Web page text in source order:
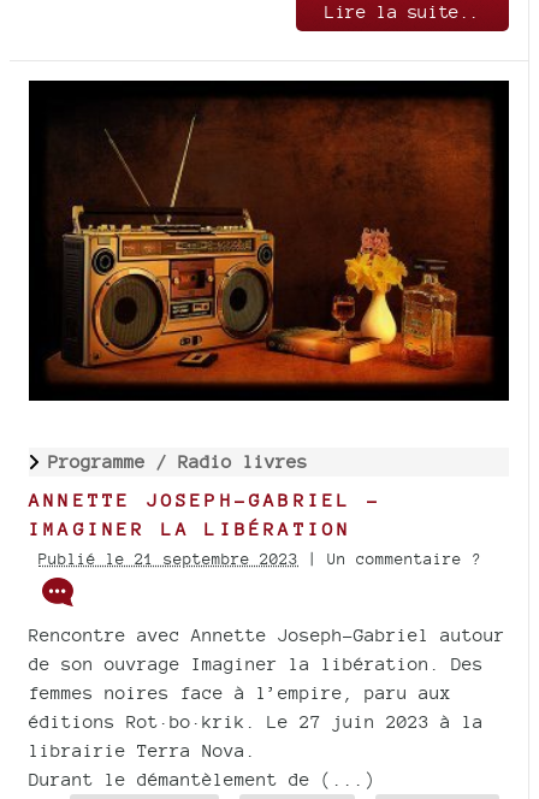
Lire la suite..
Programme / Radio livres
ANNETTE JOSEPH-GABRIEL -
IMAGINER LA LIBÉRATION
Publié le 21 septembre 2023 | Un commentaire ?
Rencontre avec Annette Joseph-Gabriel autour
de son ouvrage Imaginer la libération. Des
femmes noires face à l’empire, paru aux
éditions Rot·bo·krik. Le 27 juin 2023 à la
librairie Terra Nova.
Durant le démantèlement de (...)